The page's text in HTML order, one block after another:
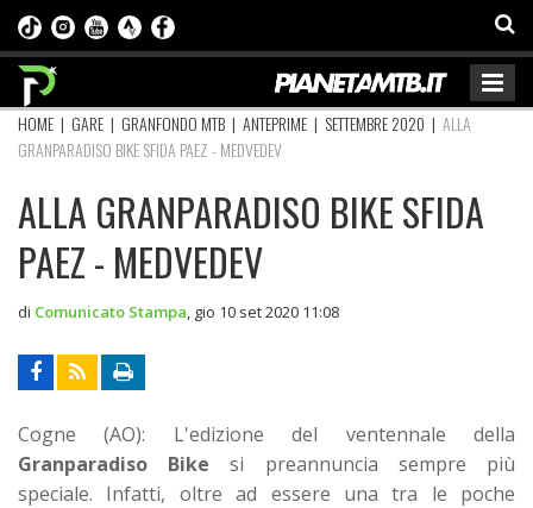
HOME | GARE | GRANFONDO MTB | ANTEPRIME | SETTEMBRE 2020 | ALLA
GRANPARADISO BIKE SFIDA PAEZ - MEDVEDEV
ALLA GRANPARADISO BIKE SFIDA
PAEZ - MEDVEDEV
di Comunicato Stampa gio 10 set 2020 11:08
Cogne (AO): L'edizione del ventennale della
Granparadiso Bike si preannuncia sempre più
speciale. Infatti, oltre ad essere una tra le poche